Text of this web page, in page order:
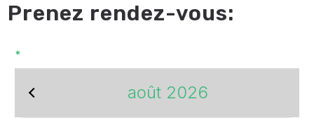
Prenez rendez-vous:
*
août 2026